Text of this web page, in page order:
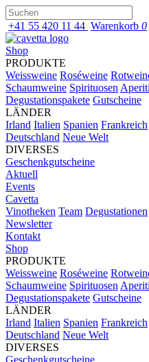
+41 55 420 11 44 Warenkorb 0
Shop
PRODUKTE
Weissweine Roséweine
Schaumweine Spirituosen
Degustationspakete Gutscheine
LÄNDER
Irland Italien Spanien Frankreich
Deutschland Neue Welt
DIVERSES
Geschenkgutscheine
Aktuell
Events
Cavetta
Vinotheken Team Degustationen
Newsletter
Kontakt
Shop
PRODUKTE
Weissweine Roséweine
Schaumweine Spirituosen
Degustationspakete Gutscheine
LÄNDER
Irland Italien Spanien Frankreich
Deutschland Neue Welt
DIVERSES
Geschenkgutscheine